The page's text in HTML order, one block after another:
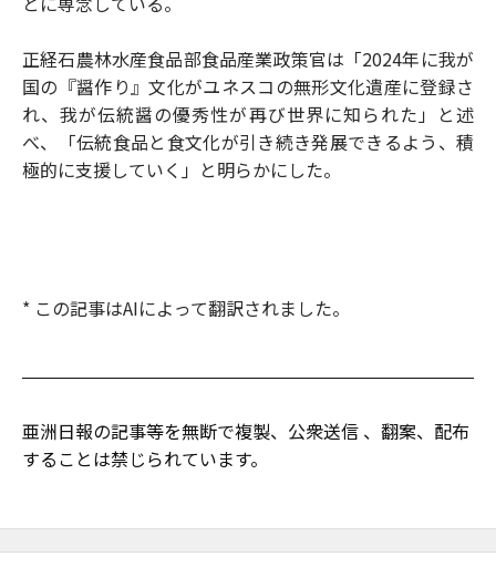
正経石農林水産食品部食品産業政策官は「2024年に我が
国の『醤作り』文化がユネスコの無形文化遺産に登録さ
れ、我が伝統醤の優秀性が再び世界に知られた」と述
べ、「伝統食品と食文化が引き続き発展できるよう、積
極的に支援していく」と明らかにした。
* この記事はAIによって翻訳されました。
亜洲日報の記事等を無断で複製、公衆送信 、翻案、配布
することは禁じられています。